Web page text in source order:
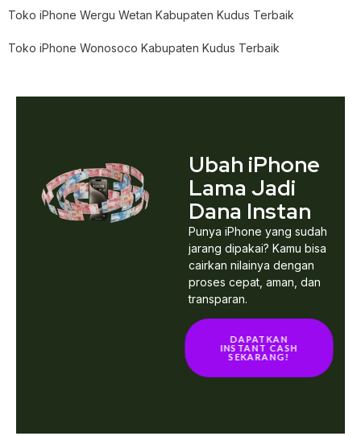
Toko iPhone Wergu Wetan Kabupaten Kudus Terbaik
Toko iPhone Wonosoco Kabupaten Kudus Terbaik
Ubah iPhone
Lama Jadi
Dana Instan
Punya iPhone yang sudah
jarang dipakai? Kamu bisa
cairkan nilainya dengan
proses cepat, aman, dan
transparan.
DAPATKAN
INSTANT CASH
SEKARANG!